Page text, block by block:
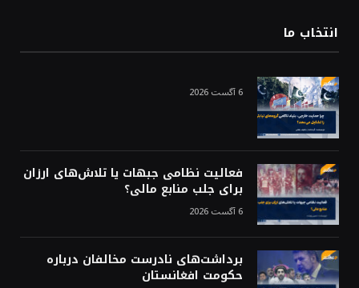
انتخاب ما
6 آگست 2026
فعالیت نظامی جبهات یا تلاش‌های ارزان
برای جلب منابع مالی؟
6 آگست 2026
برداشت‌های نادرست مخالفان درباره
حکومت افغانستان